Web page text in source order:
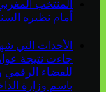
المنتخب
أمام نظيره
الأحداث التي
جاءت نتيجة
للفضاء
باسم وزارة